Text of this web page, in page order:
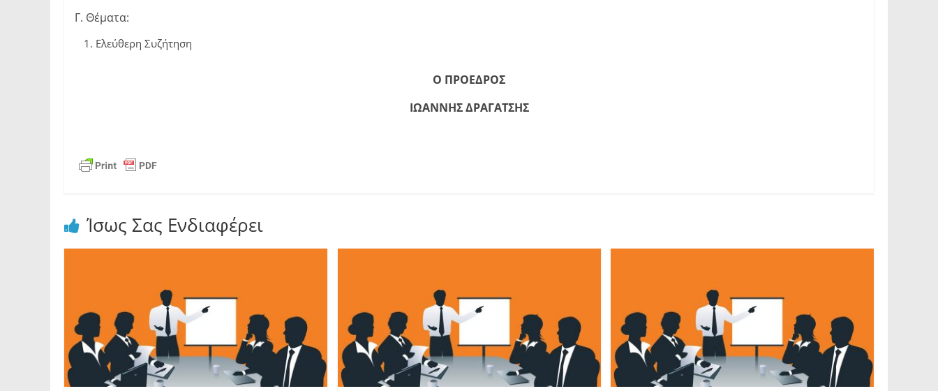
Γ. Θέματα:
Ελεύθερη Συζήτηση
Ο ΠΡΟΕΔΡΟΣ
ΙΩΑΝΝΗΣ ΔΡΑΓΑΤΣΗΣ
Ίσως Σας Ενδιαφέρει